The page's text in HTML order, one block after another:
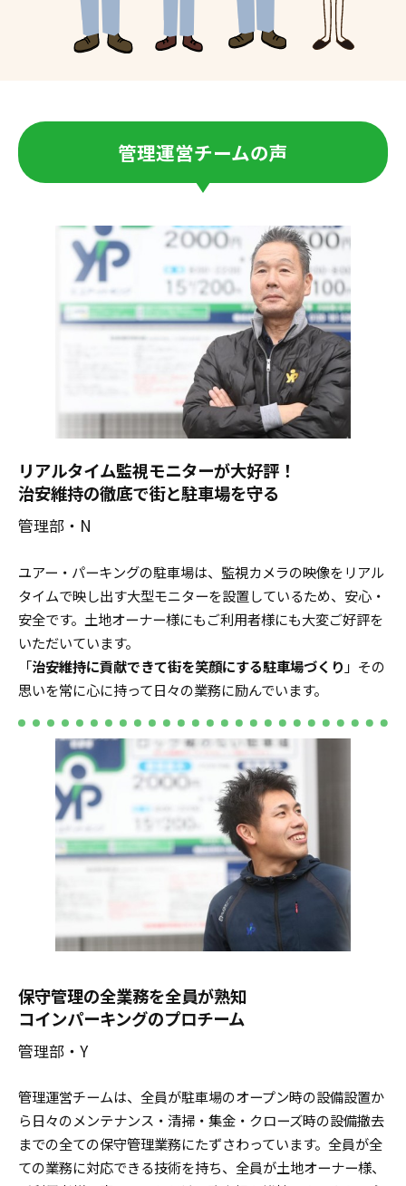
管理運営チームの声
リアルタイム監視モニターが大好評！
治安維持の徹底で街と駐車場を守る
管理部・N
ユアー・パーキングの駐車場は、監視カメラの映像をリアル
タイムで映し出す大型モニターを設置しているため、安心・
安全です。土地オーナー様にもご利用者様にも大変ご好評を
いただいています。
「治安維持に貢献できて街を笑顔にする駐車場づくり 」その
思いを常に心に持って日々の業務に励んでいます。
保守管理の全業務を全員が熟知
コインパーキングのプロチーム
管理部・Y
管理運営チームは、全員が駐車場のオープン時の設備設置か
ら日々のメンテナンス・清掃・集金・クローズ時の設備撤去
までの全ての保守管理業務にたずさわっています。全員が全
ての業務に対応できる技術を持ち、全員が土地オーナー様、